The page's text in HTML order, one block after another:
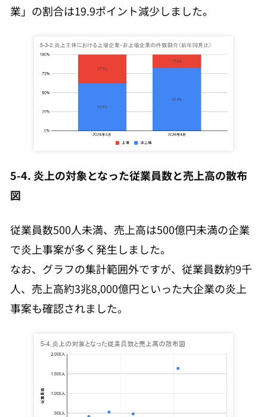
業」の割合は19.9ポイント減少しました。
5-4. 炎上の対象となった従業員数と売上高の散布
図
従業員数500人未満、売上高は500億円未満の企業
で炎上事案が多く発生しました。
なお、グラフの集計範囲外ですが、従業員数約9千
人、売上高約3兆8,000億円といった大企業の炎上
事案も確認されました。